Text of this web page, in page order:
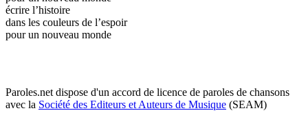
écrire l’histoire
dans les couleurs de l’espoir
pour un nouveau monde
Paroles.net dispose d'un accord de licence de paroles de chansons
avec la Société des Editeurs et Auteurs de Musique (SEAM)